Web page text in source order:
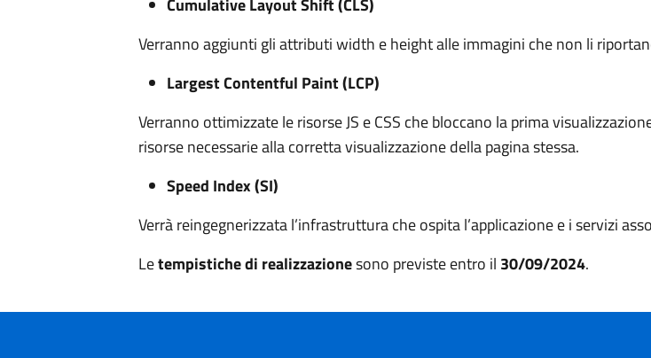
Cumulative Layout Shift (CLS)
Verranno aggiunti gli attributi width e height alle immagini che non li
Largest Contentful Paint (LCP)
Verranno ottimizzate le risorse JS e CSS che bloccano la prima
risorse necessarie alla corretta visualizzazione della pagina stessa.
Speed Index (SI)
Verrà reingegnerizzata l’infrastruttura che ospita l’applicazione e i servizi
Letempistiche di realizzazionesono previste entro il 30/09/2024.